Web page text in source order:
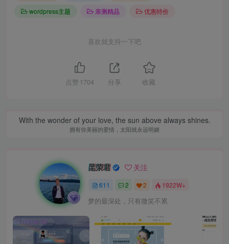
wordpress主题
亲测精品 优惠特价
喜欢就支持一下吧
点赞 1704 分享 收藏
With the wonder of your love, the sun above always shines.
拥有你美丽的爱情，太阳就永远明媚
昆荣君 关注
611 2 2 1922W+
梦的最深处，只有微笑不累